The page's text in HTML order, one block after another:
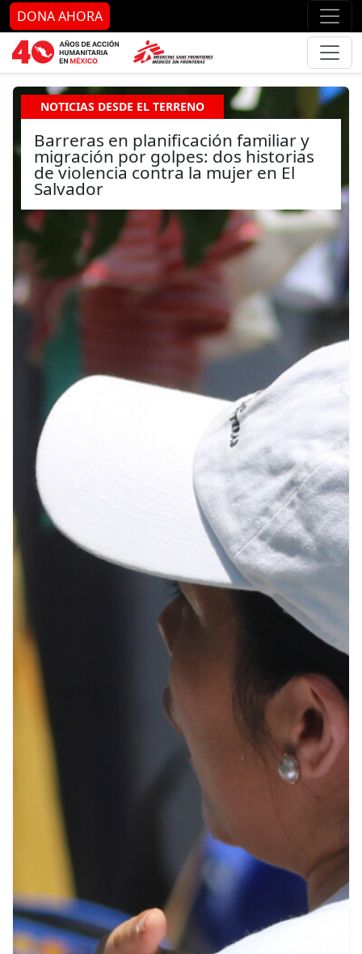
Ir al contenido principal Ir
DONA AHORA
NOTICIAS DESDE EL TERRENO
Barreras en planificación familiar y
migración por golpes: dos historias
de violencia contra la mujer en El
Salvador